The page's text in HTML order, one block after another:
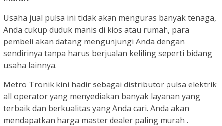
Usaha jual pulsa ini tidak akan menguras banyak tenaga,
Anda cukup duduk manis di kios atau rumah, para
pembeli akan datang mengunjungi Anda dengan
sendirinya tanpa harus berjualan keliling seperti bidang
usaha lainnya.
Metro Tronik kini hadir sebagai distributor pulsa elektrik
all operator yang menyediakan banyak layanan yang
terbaik dan berkualitas yang Anda cari. Anda akan
mendapatkan harga master dealer paling murah .